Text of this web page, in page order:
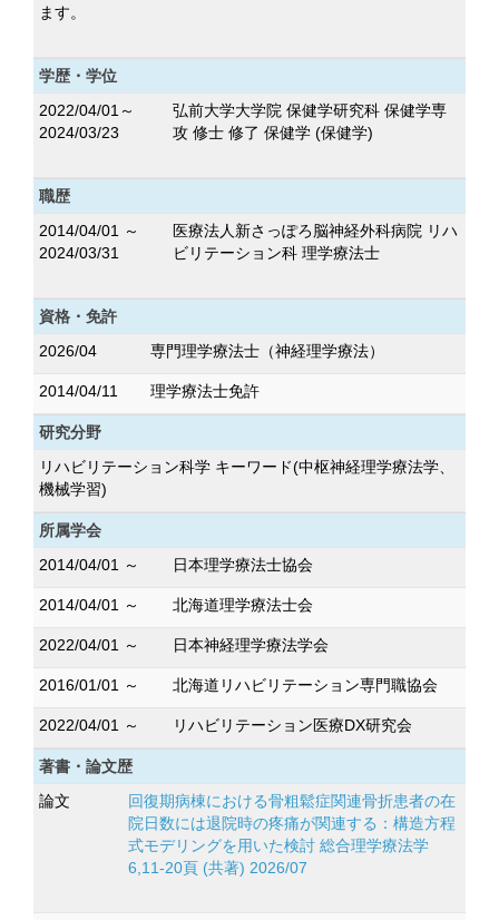
ます。
学歴・学位
2022/04/01～
2024/03/23
弘前大学大学院 保健学研究科 保健学専
攻 修士 修了 保健学 (保健学)
職歴
2014/04/01 ～
2024/03/31
医療法人新さっぽろ脳神経外科病院 リハ
ビリテーション科 理学療法士
資格・免許
2026/04
専門理学療法士（神経理学療法）
2014/04/11 理学療法士免許
研究分野
リハビリテーション科学 キーワード(中枢神経理学療法学、
機械学習)
所属学会
2014/04/01 ～
日本理学療法士協会
2014/04/01 ～ 北海道理学療法士会
2022/04/01 ～ 日本神経理学療法学会
2016/01/01 ～ 北海道リハビリテーション専門職協会
2022/04/01 ～ リハビリテーション医療DX研究会
著書・論文歴
論文
回復期病棟における骨粗鬆症関連骨折患者の在
院日数には退院時の疼痛が関連する：構造方程
式モデリングを用いた検討 総合理学療法学
6,11-20頁 (共著) 2026/07